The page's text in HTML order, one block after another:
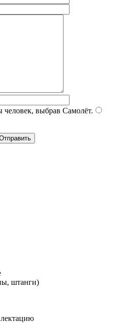
человек, выбрав Самолёт.
штанги)